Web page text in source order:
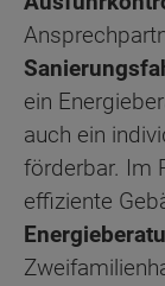
ein
auch ein
förderbar. Im
effiziente